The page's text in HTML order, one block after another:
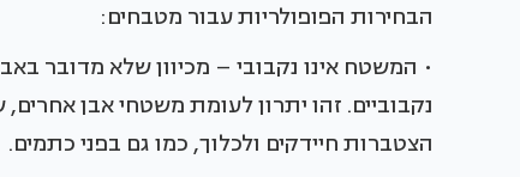
הבחירות הפופולריות עבור מטבחים:
• המשטח אינו נקבובי – מכיוון שלא מדובר
נקבוביים. זהו יתרון לעומת משטחי אבן
הצטברות חיידקים ולכלוך, כמו גם בפני כתמים.